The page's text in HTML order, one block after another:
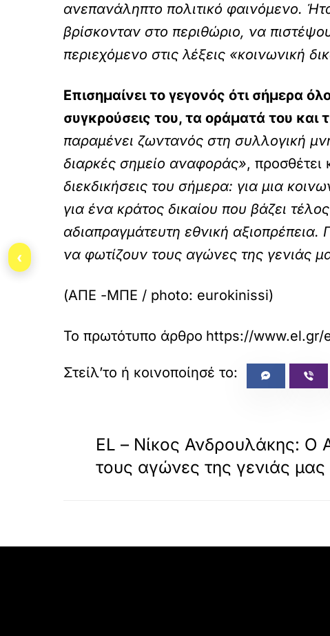
ανεπανάληπτο πολιτικό φαινόμενο.
βρίσκονταν στο περιθώριο, να
περιεχόμενο στις λέξεις «κοινωνική
Επισημαίνει το γεγονός ότι σήμερα
συγκρούσεις του, τα οράματά του και
παραμένει ζωντανός στη συλλογική
διαρκές σημείο αναφοράς», προσθέτει
διεκδικήσεις του σήμερα: για μια
για ένα κράτος δικαίου που βάζει
αδιαπραγμάτευτη εθνική
να φωτίζουν τους αγώνες της γενιάς
(ΑΠΕ -ΜΠΕ / photo: eurokinissi)
Το πρωτότυπο άρθρο https://www.el.gr/
EL – Νίκος Ανδρουλάκης: Ο
τους αγώνες της γενιάς μας
‹